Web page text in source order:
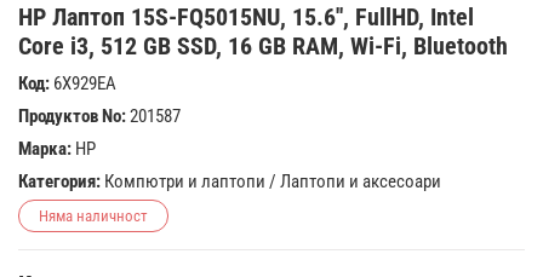
HP Лаптоп 15S-FQ5015NU, 15.6'', FullHD, Intel
Core i3, 512 GB SSD, 16 GB RAM, Wi-Fi, Bluetooth
Код: 6X929EA
Продуктов No:201587
Марка: HP
Категория: Компютри и лаптопи / Лаптопи и аксесоари
Няма наличност